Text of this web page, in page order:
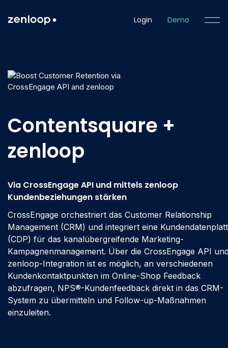
Login Demo
Contentsquare +
zenloop
Via CrossEngage API und mittels zenloop
Kundenbeziehungen stärken
CrossEngage orchestriert das Customer Relationship
Management (CRM) und integriert eine
(CDP) für das kanalübergreifende Marketing-
Kampagnenmanagement. Über die CrossEngage API
zenloop-Integration ist es möglich, an verschiedenen
Kundenkontaktpunkten im Online-Shop Feedback
abzufragen, NPS®-Kundenfeedback direkt in das CRM-
System zu übermitteln und Follow-up-Maßnahmen
einzuleiten.